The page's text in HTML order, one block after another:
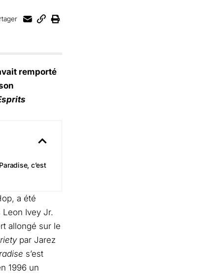
remporté
c’est
a été
Ivey Jr.
allongé sur le
par Jarez
s’est
1996 un